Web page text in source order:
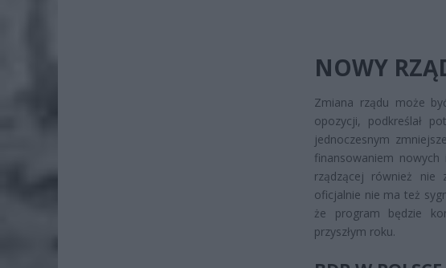
NOWY
Zmiana rządu może
opozycji, podkreślał
jednoczesnym
finansowaniem
rządzącej również nie
oficjalnie nie ma też
że program będzie
przyszłym roku.